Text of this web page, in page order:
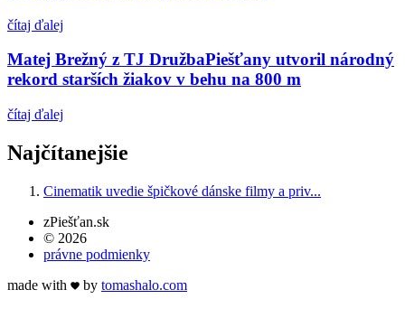
čítaj ďalej
Matej Brežný z TJ DružbaPiešťany utvoril národný
rekord starších žiakov v behu na 800 m
čítaj ďalej
Najčítanejšie
Cinematik uvedie špičkové dánske filmy a priv...
zPiešťan.sk
© 2026
právne podmienky
made with
by tomashalo.com